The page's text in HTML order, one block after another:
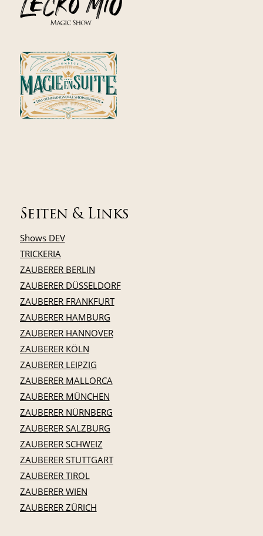
Seiten & Links
Shows DEV
TRICKERIA
ZAUBERER BERLIN
ZAUBERER DÜSSELDORF
ZAUBERER FRANKFURT
ZAUBERER HAMBURG
ZAUBERER HANNOVER
ZAUBERER KÖLN
ZAUBERER LEIPZIG
ZAUBERER MALLORCA
ZAUBERER MÜNCHEN
ZAUBERER NÜRNBERG
ZAUBERER SALZBURG
ZAUBERER SCHWEIZ
ZAUBERER STUTTGART
ZAUBERER TIROL
ZAUBERER WIEN
ZAUBERER ZÜRICH